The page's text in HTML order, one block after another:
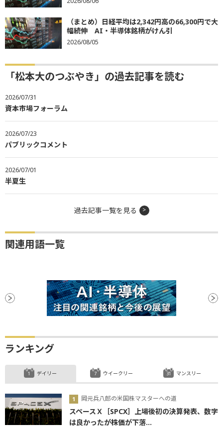
（まとめ）日経平均は2,342円高の66,300円で大
幅続伸 AI・半導体銘柄がけん引
2026/08/05
「松本大のつぶやき」の過去記事を読む
2026/07/31
資本市場フォーラム
2026/07/23
パブリックコメント
2026/07/01
半夏生
過去記事一覧を見る
関連用語一覧
ランキング
デイリー
岡元兵八郎の米国株マスターへの道
スペースＸ［SPCX］上場後初の決算発表、数字
は良かったが株価が下落...
ウイークリー マンスリー